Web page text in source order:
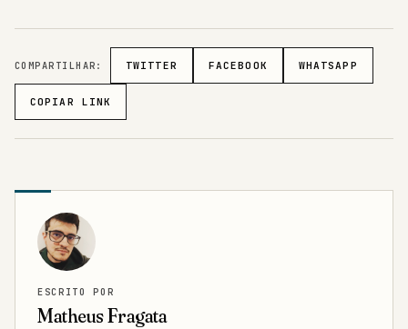
COMPARTILHAR: TWITTER FACEBOOK WHATSAPP
COPIAR LINK
ESCRITO POR
Matheus Fragata